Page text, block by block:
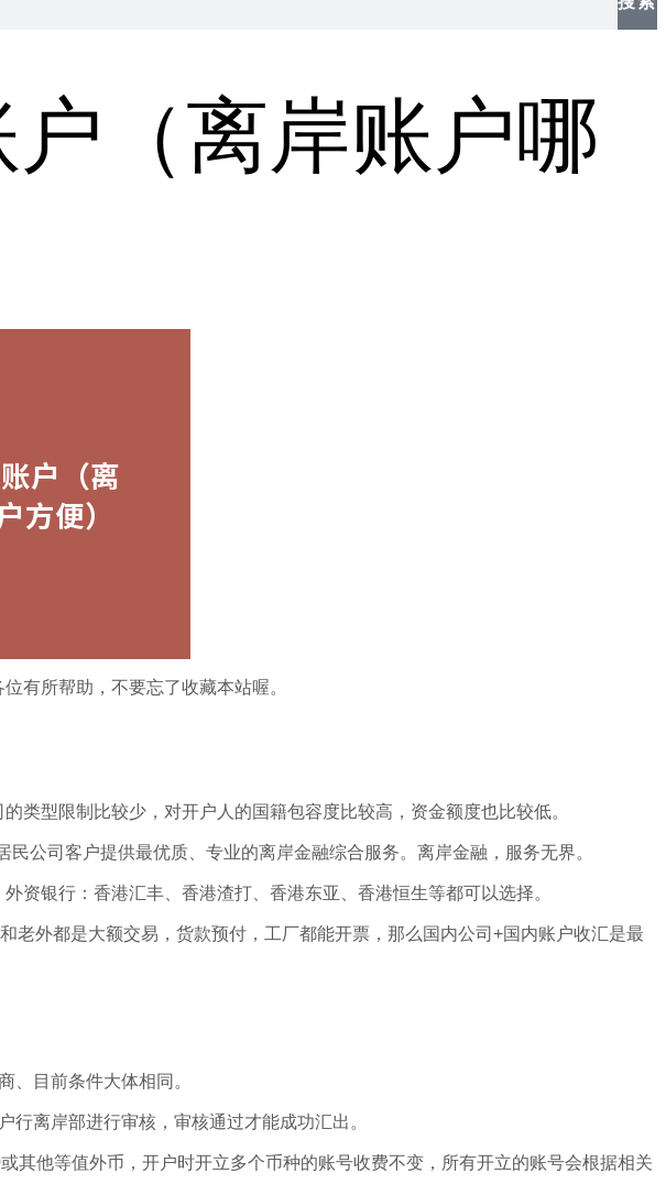
（离岸账户哪
有所帮助，不要忘了收藏本站喔。
类型限制比较少，对开户人的国籍包容度比较高，资金额度也比较低。
公司客户提供最优质、专业的离岸金融综合服务。离岸金融，服务无界。
资银行：香港汇丰、香港渣打、香港东亚、香港恒生等都可以选择。
外都是大额交易，货款预付，工厂都能开票，那么国内公司+国内账户收汇是最
、目前条件大体相同。
离岸部进行审核，审核通过才能成功汇出。
他等值外币，开户时开立多个币种的账号收费不变，所有开立的账号会根据相关